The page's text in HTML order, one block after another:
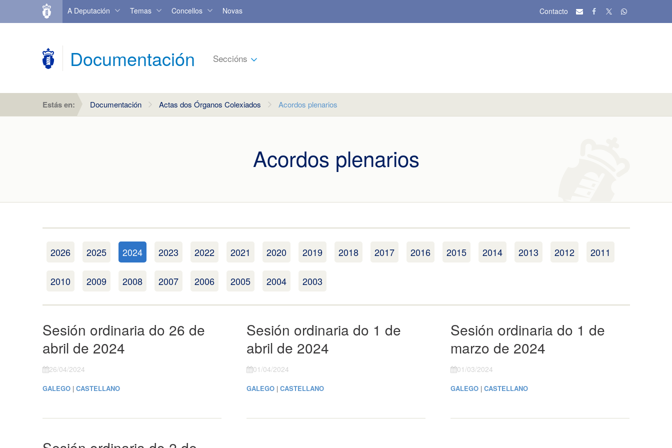
Contacto
A Deputación Temas Concellos Novas
Documentación Seccións
Estás en: Documentación Actas dos Órganos Colexiados Acordos plenarios
Acordos plenarios
2026 2025 2024 2023 2022 2021 2020 2019 2018 2017 2016 2015 2014 2013 2012 2011
2010 2009 2008 2007 2006 2005 2004 2003
Sesión ordinaria do 26 de
abril de 2024
26/04/2024
GALEGO| CASTELLANO
Sesión ordinaria do 1 de
abril de 2024
01/04/2024
GALEGO| CASTELLANO
Sesión ordinaria do 1 de
marzo de 2024
01/03/2024
GALEGO |CASTELLANO